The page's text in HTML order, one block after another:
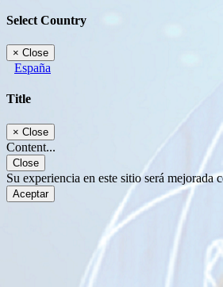
Select Country
× Close
España
Title
× Close
Content...
Close
Su experiencia en este sitio será mejorada
Aceptar